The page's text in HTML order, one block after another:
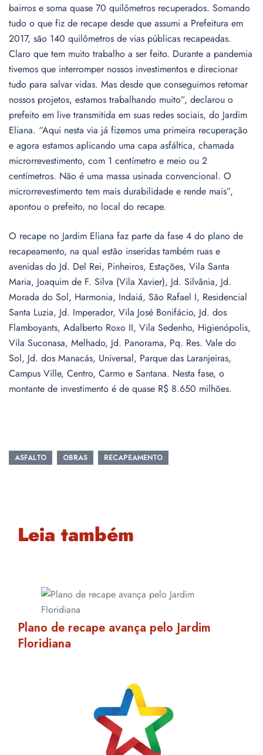
bairros e soma quase 70 quilômetros recuperados. Somando
tudo o que fiz de recape desde que assumi a Prefeitura em
2017, são 140 quilômetros de vias públicas recapeadas.
Claro que tem muito trabalho a ser feito. Durante a pandemia
tivemos que interromper nossos investimentos e direcionar
tudo para salvar vidas. Mas desde que conseguimos retomar
nossos projetos, estamos trabalhando muito”, declarou o
prefeito em live transmitida em suas redes sociais, do Jardim
Eliana. “Aqui nesta via já fizemos uma primeira recuperação
e agora estamos aplicando uma capa asfáltica, chamada
microrrevestimento, com 1 centímetro e meio ou 2
centímetros. Não é uma massa usinada convencional. O
microrrevestimento tem mais durabilidade e rende mais”,
apontou o prefeito, no local do recape.
O recape no Jardim Eliana faz parte da fase 4 do plano de
recapeamento, na qual estão inseridas também ruas e
avenidas do Jd. Del Rei, Pinheiros, Estações, Vila Santa
Maria, Joaquim de F. Silva (Vila Xavier), Jd. Silvânia, Jd.
Morada do Sol, Harmonia, Indaiá, São Rafael I, Residencial
Santa Luzia, Jd. Imperador, Vila José Bonifácio, Jd. dos
Flamboyants, Adalberto Roxo II, Vila Sedenho, Higienópolis,
Vila Suconasa, Melhado, Jd. Panorama, Pq. Res. Vale do
Sol, Jd. dos Manacás, Universal, Parque das Laranjeiras,
Campus Ville, Centro, Carmo e Santana. Nesta fase, o
montante de investimento é de quase R$ 8.650 milhões.
ASFALTO OBRAS RECAPEAMENTO
Leia também
Plano de recape avança pelo Jardim
Floridiana